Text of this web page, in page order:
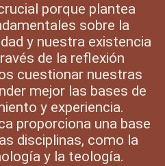
porque plantea
sobre la
y nuestra existencia
de la reflexión
cuestionar nuestras
mejor las bases de
y experiencia.
proporciona una base
disciplinas, como la
y la teología.